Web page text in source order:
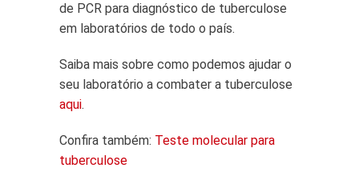
de PCR para diagnóstico de tuberculose
em laboratórios de todo o país.
Saiba mais sobre como podemos ajudar o
seu laboratório a combater a tuberculose
aqui.
Confira também: Teste molecular para
tuberculose